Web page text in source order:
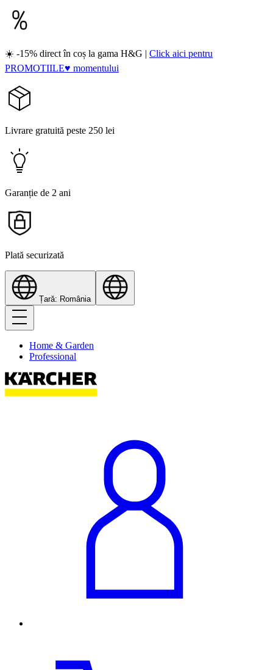
☀️ -15% direct în coș la gama H&G | Click aici pentru
PROMOTIILE♥ momentului
Livrare gratuită peste 250 lei
Garanție de 2 ani
Plată securizată
Țară: România
Home & Garden
Professional